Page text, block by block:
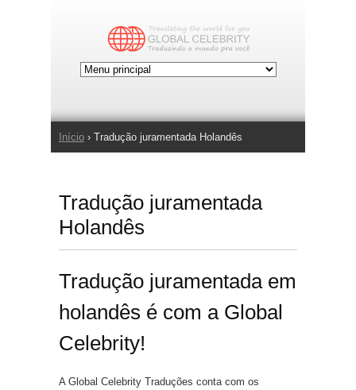
Você está aqui
Início › Tradução juramentada Holandês
Tradução juramentada
Holandês
Tradução juramentada em
holandês é com a Global
Celebrity!
A Global Celebrity Traduções conta com os